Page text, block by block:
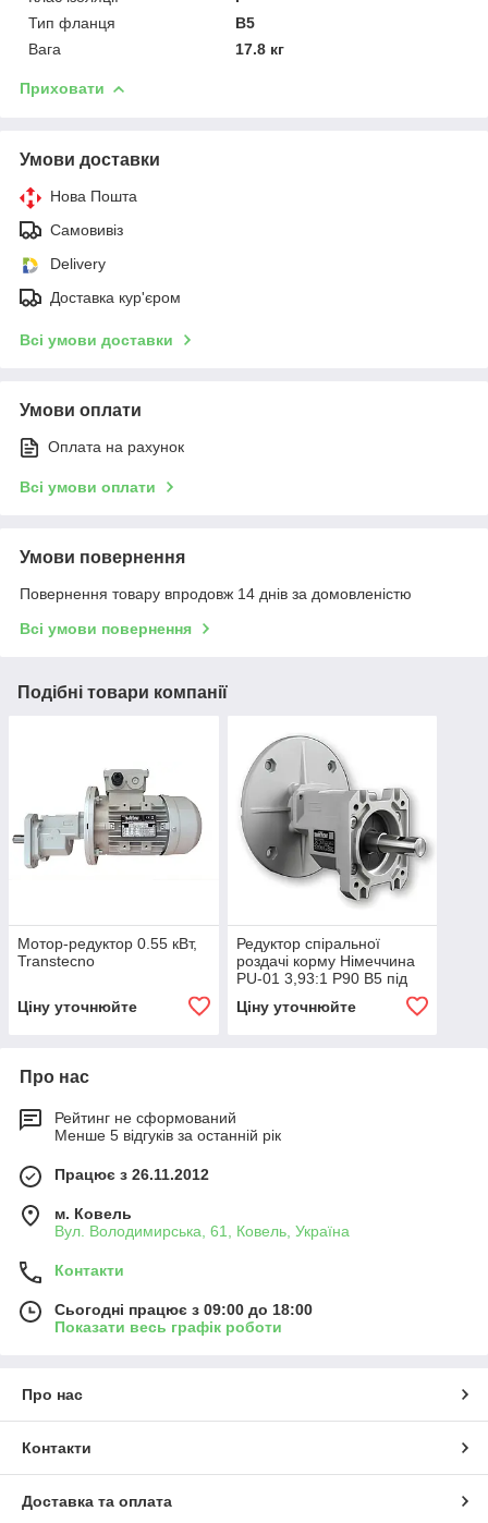
Тип фланця
B5
Вага
17.8 кг
Приховати
Умови доставки
Нова Пошта
Самовивіз
Delivery
Доставка кур'єром
Всі умови доставки
Умови оплати
Оплата на рахунок
Всі умови оплати
Умови повернення
Повернення товару впродовж 14 днів за домовленістю
Всі умови повернення
Подібні товари компанії
Мотор-редуктор 0.55 кВт,
Transtecno
Ціну уточнюйте
Редуктор спіральної
роздачі корму Німеччина
PU-01 3,93:1 P90 B5 під
Ціну уточнюйте
Про нас
Рейтинг не сформований
Менше 5 відгуків за останній рік
Працює з 26.11.2012
м. Ковель
Вул. Володимирська, 61, Ковель, Україна
Контакти
Сьогодні працює з 09:00 до 18:00
Показати весь графік роботи
Про нас
Контакти
Доставка та оплата